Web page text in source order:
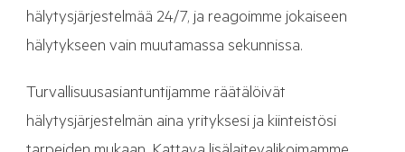
hälytysjärjestelmää 24/7, ja reagoimme jokaiseen
hälytykseen vain muutamassa sekunnissa.
Turvallisuusasiantuntijamme räätälöivät
hälytysjärjestelmän aina yrityksesi ja kiinteistösi